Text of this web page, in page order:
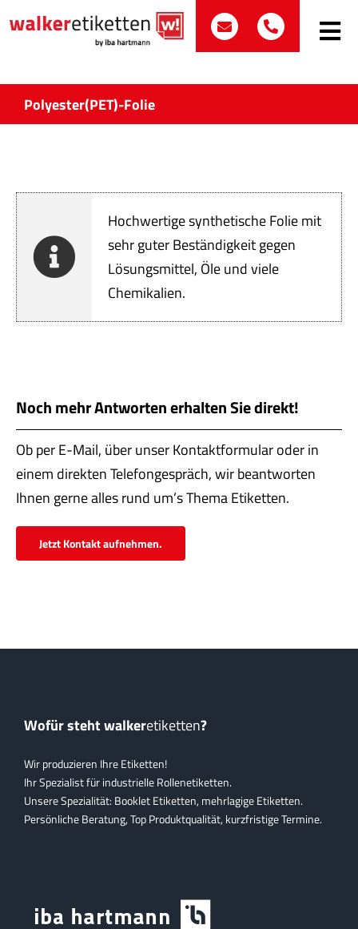
Inhalt
post@walker-
+49Toggle
Polyester(PET)-Folie
Hochwertige synthetische Folie mit
sehr guter Beständigkeit gegen
Lösungsmittel, Öle und viele
Chemikalien.
Noch mehr Antworten erhalten Sie direkt!
Ob per E-Mail, über unser Kontaktformular oder in
einem direkten Telefongespräch, wir beantworten
Ihnen gerne alles rund um’s Thema Etiketten.
Jetzt Kontakt aufnehmen.
Wofür steht walkeretiketten?
Wir produzieren Ihre Etiketten!
Ihr Spezialist für industrielle Rollenetiketten.
Unsere Spezialität: Booklet Etiketten, mehrlagige Etiketten.
Persönliche Beratung, Top Produktqualität, kurzfristige Termine.